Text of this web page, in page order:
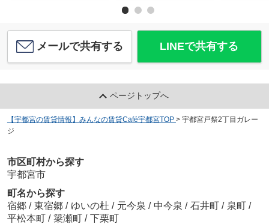
メールで共有する LINEで共有する
ページトップへ
【宇都宮の賃貸情報】みんなの賃貸Café宇都宮TOP > 宇都宮戸祭2丁目ガレー
ジ
市区町村から探す
宇都宮市
町名から探す
宿郷 / 東宿郷 / ゆいの杜 / 元今泉 / 中今泉 / 石井町 / 泉町 /
平松本町 / 簗瀬町 / 下栗町